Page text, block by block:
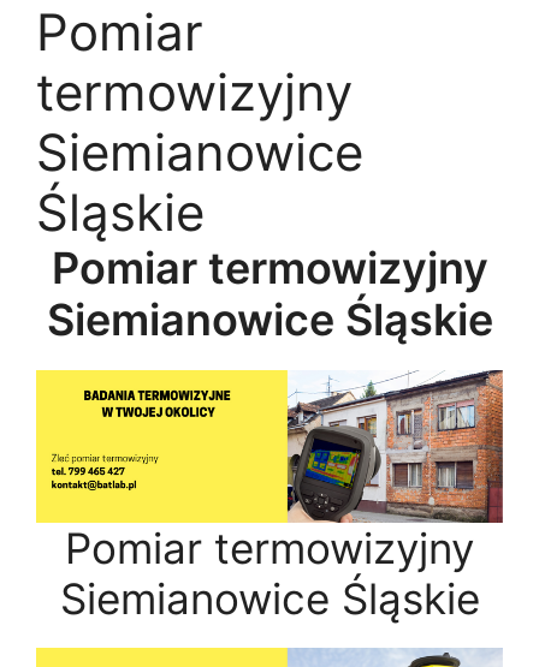
Pomiar
termowizyjny
Siemianowice
Śląskie
Pomiar termowizyjny
Siemianowice Śląskie
Pomiar termowizyjny
Siemianowice Śląskie